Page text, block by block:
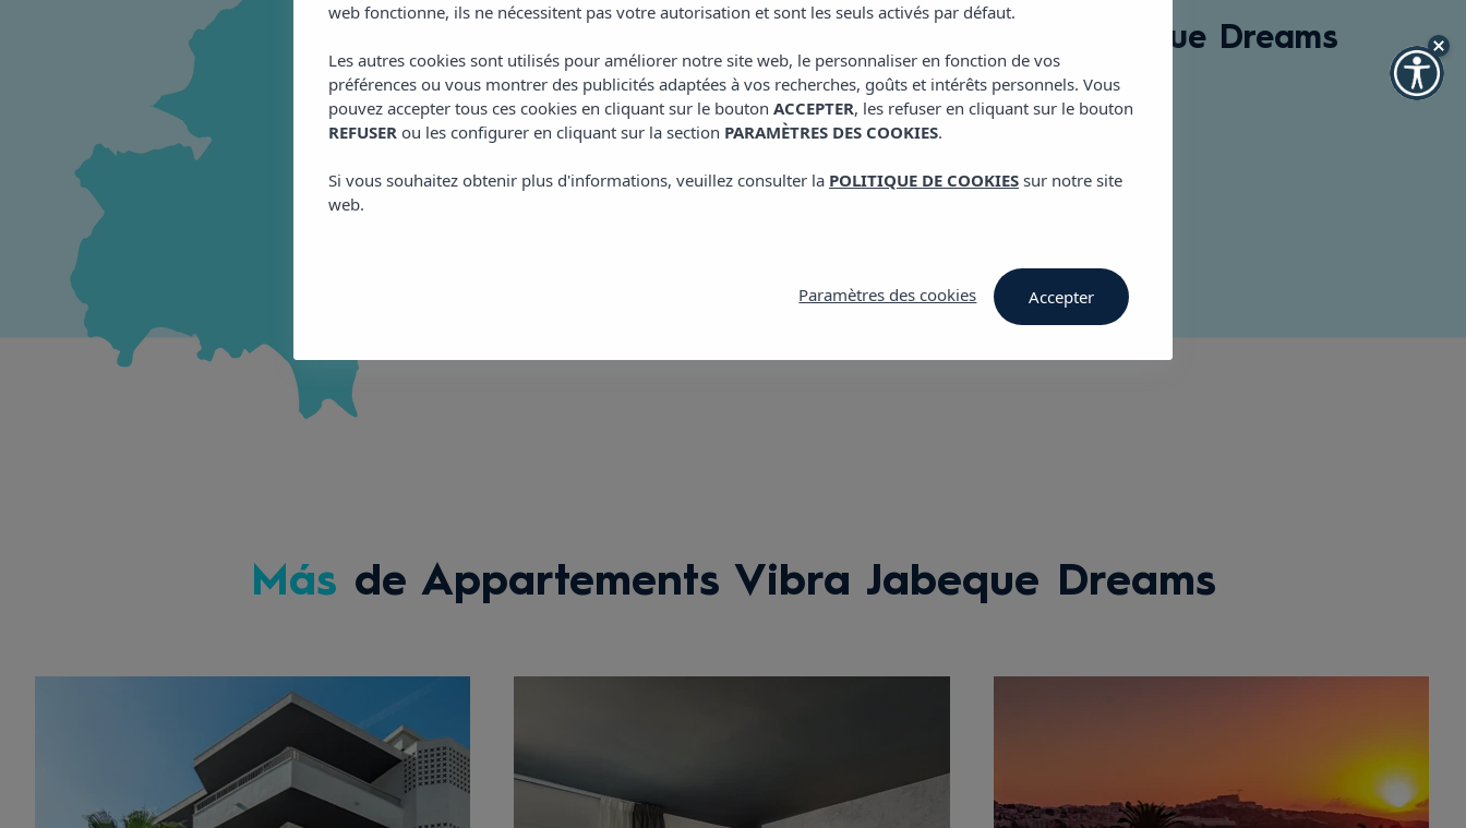
Appartements Vibra Jabeque Dreams
C/ Carles Roman Ferrer, 27, 07800
E: jabequedreams@vibrahotels.com
T: +34 971 30 41 11
Más de Appartements Vibra Jabeque Dreams
web fonctionne, ils ne nécessitent pas votre autorisation et sont les seuls activés par défaut.
Les autres cookies sont utilisés pour améliorer notre site web, le personnaliser en fonction de vos
préférences ou vous montrer des publicités adaptées à vos recherches, goûts et intérêts personnels. Vous
pouvez accepter tous ces cookies en cliquant sur le bouton ACCEPTER, les refuser en cliquant sur le bouton
REFUSERou les configurer en cliquant sur la section PARAMÈTRES DES COOKIES.
Si vous souhaitez obtenir plus d'informations, veuillez consulter la POLITIQUE DE COOKIESsur notre site
web.
Paramètres des cookies Accepter